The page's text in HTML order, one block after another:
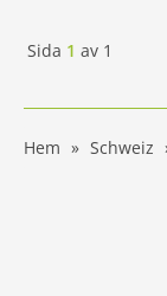
Sida 1 av 1
Hem Schweiz